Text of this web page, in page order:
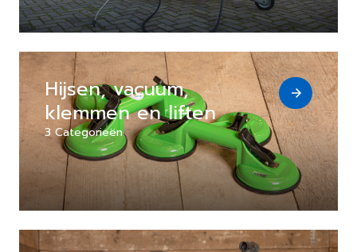
Hijsen, vacuum,
klemmen en liften
3 Categorieën